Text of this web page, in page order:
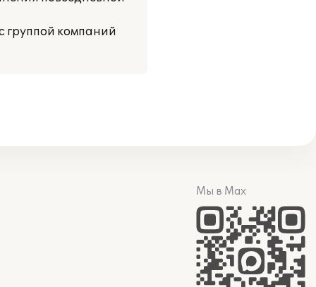
группой компаний
Мы в Max